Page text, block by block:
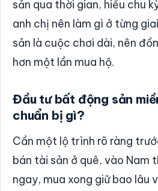
sản qua thời gian, hiểu chu
anh chị nên làm gì ở từng
sản là cuộc chơi dài, nên
hơn một lần mua hộ.
Đầu tư bất động sản
chuẩn bị gì?
Cần một lộ trình rõ ràng
bán tài sản ở quê, vào Nam
ngay, mua xong giữ bao lâu